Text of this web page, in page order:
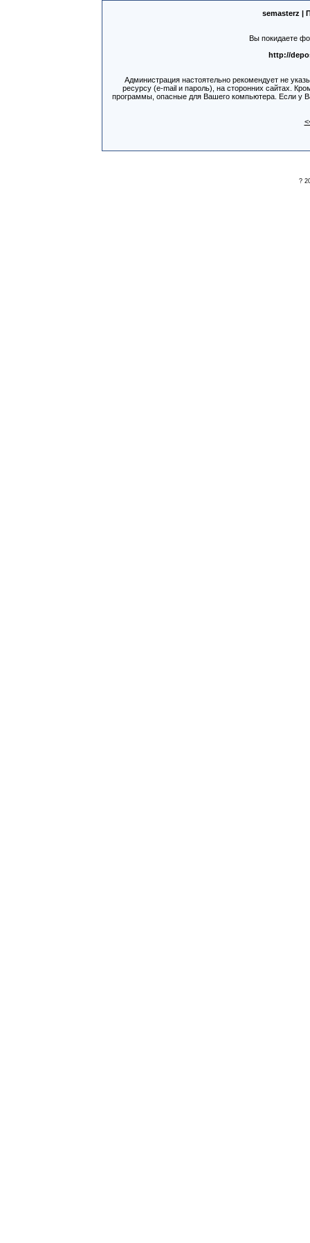
semasterz |
Вы покидаете
http://
Администрация настоятельно рекомендует не
ресурсу (e-mail и пароль), на сторонних сайтах.
программы, опасные для Вашего компьютера. Если у
?